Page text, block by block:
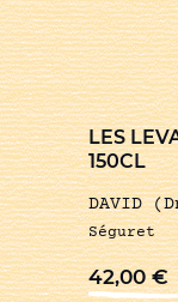
LES
150CL
DAVID
Séguret
42,00€